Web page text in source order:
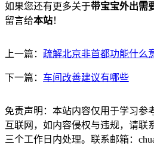
如果您还有更多关于带宝宝外出需
留言给本站！
上一篇： 疏解北京非首都功能什么
下一篇： 车间改善建议有哪些
免责声明：本站内容仅用于学习参
互联网，如内容侵权与违规，请联
三个工作日内处理。联系邮箱：